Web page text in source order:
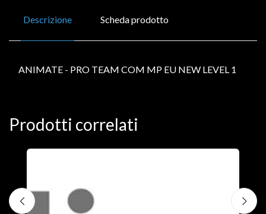
Descrizione Scheda prodotto
ANIMATE - PRO TEAM COM MP EU NEW LEVEL 1
Prodotti correlati